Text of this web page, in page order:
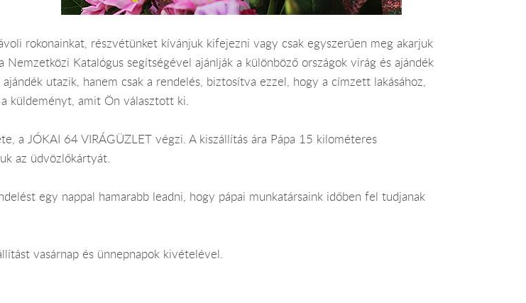
rokonainkat, részvétünket kívánjuk kifejezni vagy csak egyszerűen meg akarjuk
Katalógus segítségével ajánlják a különböző országok virág és ajándék
utazik, hanem csak a rendelés, biztosítva ezzel, hogy a címzett lakásához,
küldeményt, amit Ön választott ki.
a JÓKAI 64 VIRÁGÜZLET végzi. A kiszállítás ára Pápa 15 kilométeres
az üdvözlőkártyát.
egy nappal hamarabb leadni, hogy pápai munkatársaink időben fel tudjanak
vasárnap és ünnepnapok kivételével.